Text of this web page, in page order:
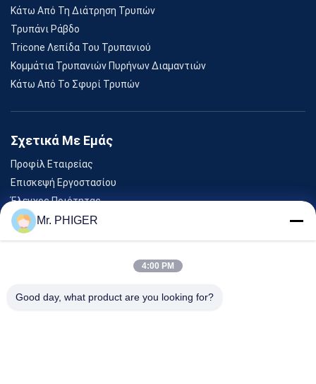
Κάτω Από Τη Διάτρηση Τρυπών
Τρυπάνι Ράβδο
Tricone Λεπίδα Του Τρυπανιού
Κομμάτια Τρυπανιών Πυρήνων Διαμαντιών
Κάτω Από Το Σφυρί Τρυπών
Σχετικά Με Εμάς
Προφίλ Εταιρείας
Επισκεψή Εργοστασίου
Έλεγχος Ποιότητας
Sitemap
Εκδηλώσεις
Mr. PHIGER
4:00 PM
Good day, what product are you looking for?